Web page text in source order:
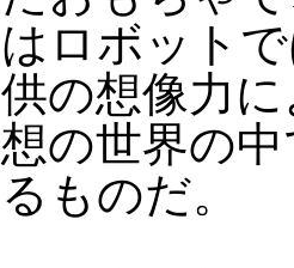
はロボット
供の想像力
想の世界の
るものだ。